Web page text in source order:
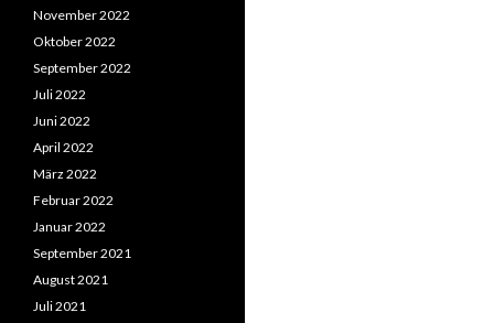
November 2022
Oktober 2022
September 2022
Juli 2022
Juni 2022
April 2022
März 2022
Februar 2022
Januar 2022
September 2021
August 2021
Juli 2021